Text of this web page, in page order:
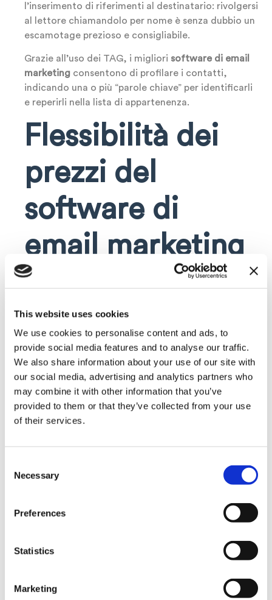
This website uses cookies
We use cookies to personalise content and ads, to
provide social media features and to analyse our traffic.
We also share information about your use of our site with
our social media, advertising and analytics partners who
may combine it with other information that you’ve
provided to them or that they’ve collected from your use
of their services.
Selection
Necessary
Preferences
Statistics
Marketing
l’inserimento di riferimenti al destinatario: rivolgersi
al lettore chiamandolo per nome è senza dubbio un
escamotage prezioso e consigliabile.
Grazie all’uso dei TAG, i migliori software di email
marketing consentono di profilare i contatti,
indicando una o più “parole chiave” per identificarli
e reperirli nella lista di appartenenza.
Flessibilità dei
prezzi del
software di
email marketing
è sicuramente una delle prime
software di email marketing
Accanto a soluzioni free con limiti di utilizzo, il
mercato offre strumenti a
pagamento, completamente modulabili e
personalizzabili.
Il prezzo può variare a seconda dei pacchetti scelti,
della modalità di pagamento e dell’integrazione di
servizio.
prevedono
per un
opzioni a seconda delle esigenze dei propri clienti: vi
marketing come strumento consolidato di business
e dunque paga il servizio sulla base del numero di